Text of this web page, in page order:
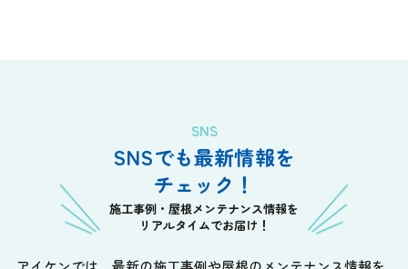
SNS
SNSでも最新情報を
チェック！
施工事例・屋根メンテナンス情報を
リアルタイムでお届け！